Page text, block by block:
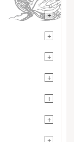
+
+
+
+
+
+
+